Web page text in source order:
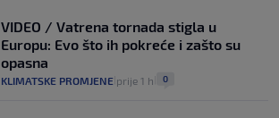
VIDEO / Vatrena tornada stigla u
Europu: Evo što ih pokreće i zašto su
opasna
KLIMATSKE PROMJENE prije 1 h 0